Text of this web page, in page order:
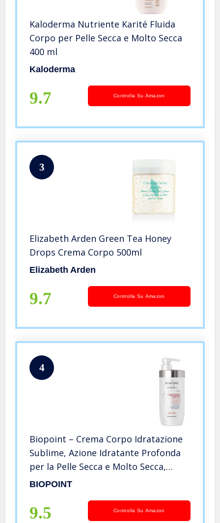
Kaloderma Nutriente Karité Fluida
Corpo per Pelle Secca e Molto Secca
400 ml
Kaloderma
9.7 Controlla Su Amazon
3
Elizabeth Arden Green Tea Honey
Drops Crema Corpo 500ml
Elizabeth Arden
9.7 Controlla Su Amazon
4
Biopoint – Crema Corpo Idratazione
Sublime, Azione Idratante Profonda
per la Pelle Secca e Molto Secca,
Ideale per Uomo e Donna, Dona
Costante, 500 ml
BIOPOINT
9.5 Controlla Su Amazon